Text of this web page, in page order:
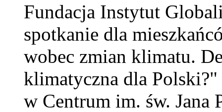
Fundacja Instytut
spotkanie dla
wobec zmian klimatu.
klimatyczna dla
w Centrum im. św. Jana